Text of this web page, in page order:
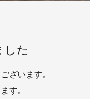
採用情報
した
ざいます。
す。